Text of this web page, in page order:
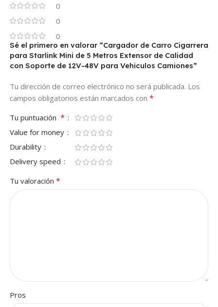
0
0
0
Sé el primero en valorar “Cargador de Carro Cigarrera
para Starlink Mini de 5 Metros Extensor de Calidad
con Soporte de 12V-48V para Vehiculos Camiones”
Tu dirección de correo electrónico no será publicada. Los
campos obligatorios están marcados con *
Tu puntuación *
Value for money
Durability
Delivery speed
Tu valoración *
Pros